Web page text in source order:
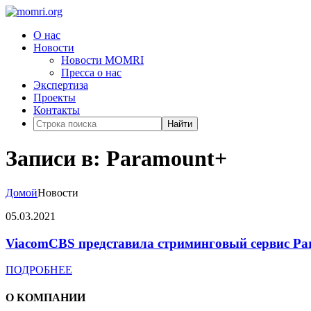
О нас
Новости
Новости MOMRI
Пресса о нас
Экспертиза
Проекты
Контакты
Найти
Записи в: Paramount+
ДомойНовости
05.03.2021
ViacomCBS представила стриминговый сервис
ПОДРОБНЕЕ
О КОМПАНИИ